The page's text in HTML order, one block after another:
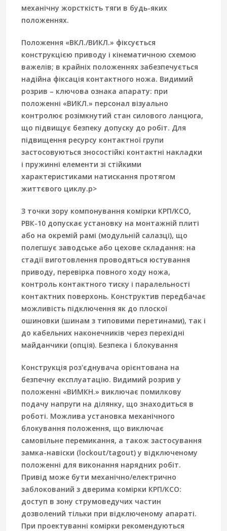
механічну жорсткість тяги в будь-яких
положеннях.
Положення «ВКЛ./ВИКЛ.» фіксується
конструкцією приводу і кінематичною схемою
важелів; в крайніх положеннях забезпечується
надійна фіксація контактного ножа. Видимий
розрив – ключова ознака апарату: при
положенні «ВИКЛ.» персонал візуально
контролює розімкнутий стан силового ланцюга,
що підвищує безпеку допуску до робіт. Для
підвищення ресурсу контактної групи
застосовуються зносостійкі контактні накладки
і пружинні елементи зі стійкими
характеристиками натискання протягом
життєвого циклу.p>
З точки зору компонування комірки КРП/КСО,
РВК-10 допускає установку на монтажній плиті
або на окремій рамі (модульній салазці), що
полегшує заводське або цехове складання: на
стадії виготовлення проводяться юстування
приводу, перевірка повного ходу ножа,
контроль контактного тиску і паралельності
контактних поверхонь. Конструктив передбачає
можливість підключення як до плоскої
ошиновки (шинам з типовими перетинами), так і
до кабельних наконечників через перехідні
майданчики (опція). Безпека і блокування
Конструкція роз'єднувача орієнтована на
безпечну експлуатацію. Видимий розрив у
положенні «ВИМКН.» виключає помилкову
подачу напруги на ділянку, що знаходиться в
роботі. Можлива установка механічного
блокування положення, що виключає
самовільне перемикання, а також застосування
замка-навіски (lockout/tagout) у відключеному
положенні для виконання нарядних робіт.
Привід може бути механічно/електрично
заблокований з дверима комірки КРП/КСО:
доступ в зону струмоведучих частин
дозволений тільки при відключеному апараті.
При проектуванні комірки рекомендуються